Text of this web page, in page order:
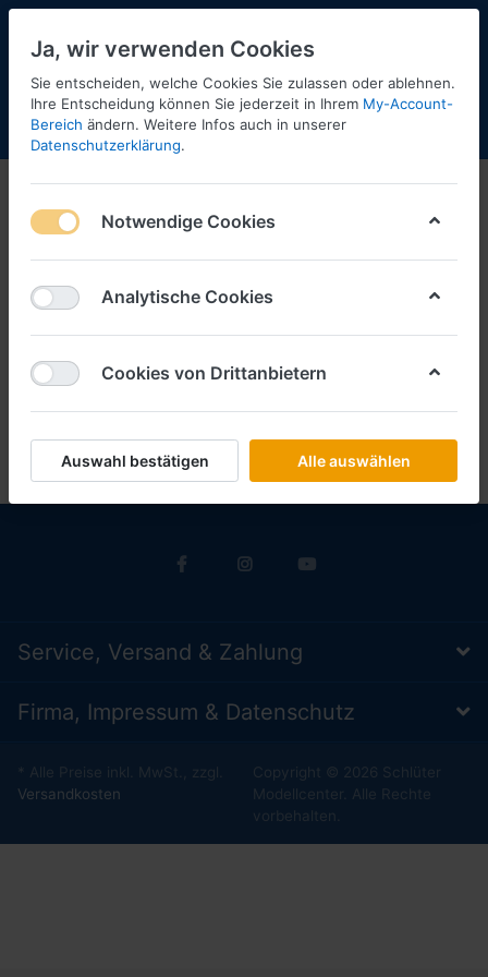
Menü Anmelden Shopaktualisierung
Model Pro
Service, Versand & Zahlung
Firma, Impressum & Datenschutz
* Alle Preise inkl. MwSt., zzgl.
Versandkosten
Copyright © 2026 Schlüter
Modellcenter. Alle Rechte
vorbehalten.
Ja, wir verwenden Cookies
Sie entscheiden, welche Cookies Sie zulassen oder ablehnen.
Ihre Entscheidung können Sie jederzeit in Ihrem My-Account-
Bereich ändern. Weitere Infos auch in unserer
Datenschutzerklärung.
Notwendige Cookies
Analytische Cookies
Cookies von Drittanbietern
Auswahl bestätigen Alle auswählen